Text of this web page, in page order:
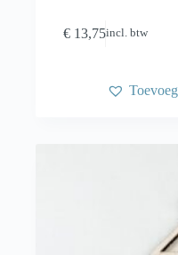
€ 13,75incl. btw